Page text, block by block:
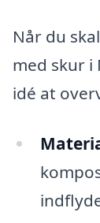
Når du
med skur
idé at